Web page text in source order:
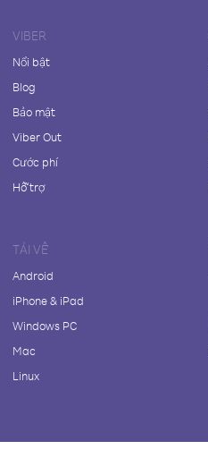
VIBER
Nổi bật
Blog
Bảo mật
Viber Out
Cước phí
Hỗ trợ
TẢI VỀ
Android
iPhone & iPad
Windows PC
Mac
Linux